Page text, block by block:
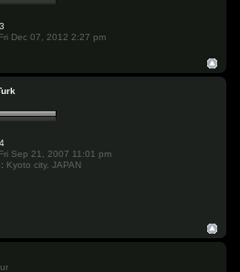
Fri Dec 07, 2012 2:27 pm
Fri Sep 21, 2007 11:01 pm
Kyoto city, JAPAN